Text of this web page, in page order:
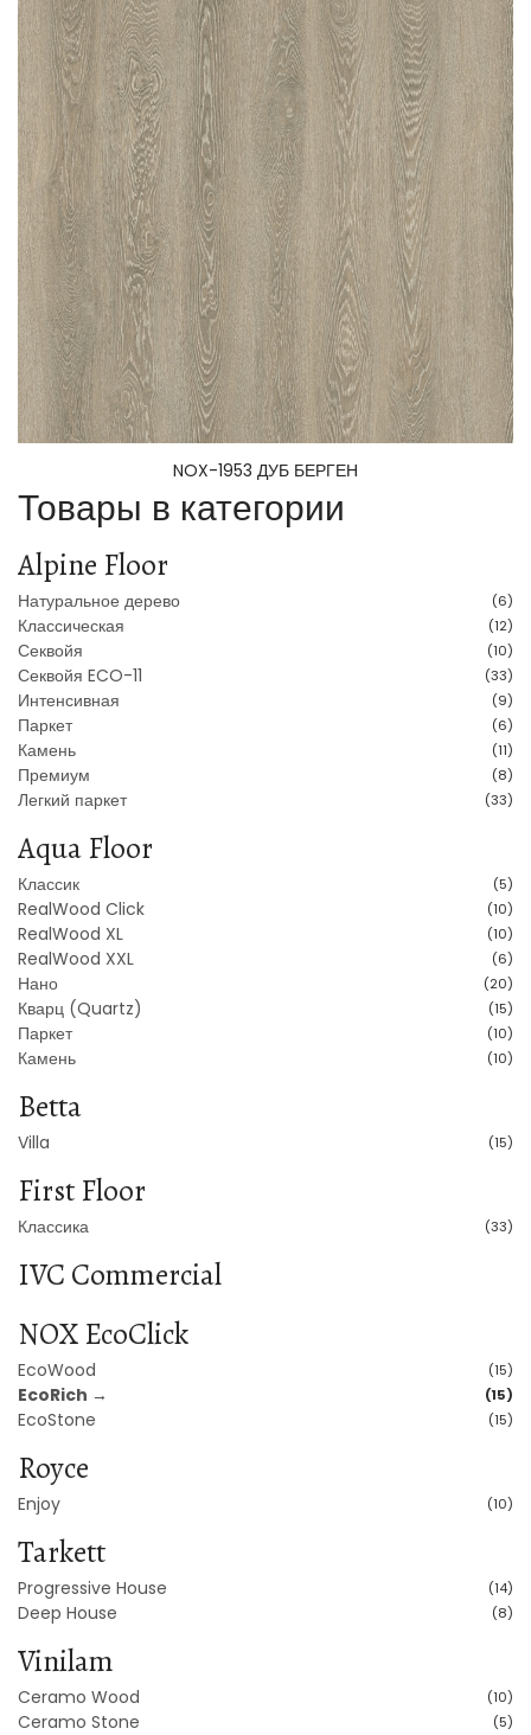
NOX-1953 ДУБ БЕРГЕН
Товары в категории
Alpine Floor
Натуральное дерево (6)
Классическая (12)
Секвойя (10)
Секвойя ECO-11 (33)
Интенсивная (9)
Паркет (6)
Камень (11)
Премиум (8)
Легкий паркет (33)
Aqua Floor
Классик (5)
RealWood Click (10)
RealWood XL (10)
RealWood XXL (6)
Нано (20)
Кварц (Quartz) (15)
Паркет (10)
Камень (10)
Betta
Villa (15)
First Floor
Классика (33)
IVC Commercial
NOX EcoClick
EcoWood (15)
EcoRich → (15)
EcoStone (15)
Royce
Enjoy (10)
Tarkett
Progressive House (14)
Deep House (8)
Vinilam
Ceramo Wood (10)
Ceramo Stone (5)